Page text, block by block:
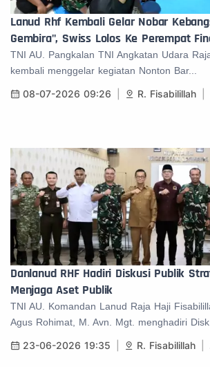
Lanud Rhf Kembali Gelar Nobar
Gembira", Swiss Lolos Ke Perempat
TNI AU. Pangkalan TNI Angkatan Udara
kembali menggelar kegiatan Nonton Bar...
08-07-2026 09:26 R. Fisabilillah
Danlanud RHF Hadiri Diskusi Publik
Menjaga Aset Publik
TNI AU. Komandan Lanud Raja Haji
Agus Rohimat, M. Avn. Mgt. menghadiri
23-06-2026 19:35 R. Fisabilillah